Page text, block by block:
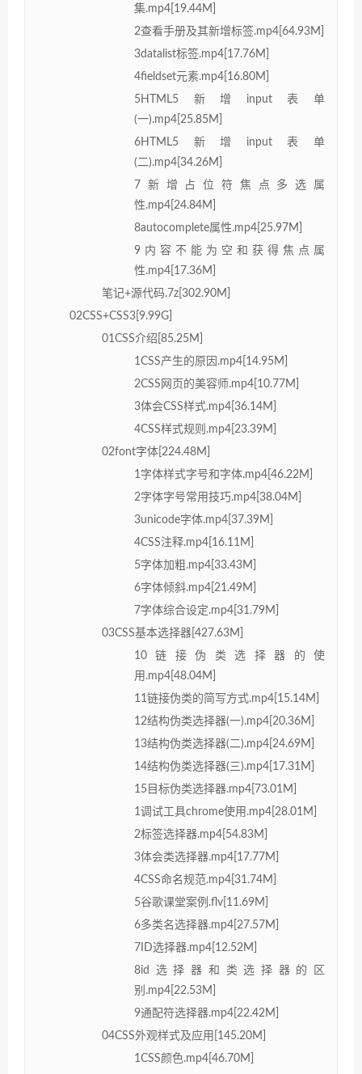
集.mp4[19.44M]
2查看手册及其新增标签.mp4[64.93M]
3datalist标签.mp4[17.76M]
4fieldset元素.mp4[16.80M]
5HTML5新增input表单
(一).mp4[25.85M]
6HTML5新增input表单
(二).mp4[34.26M]
7新增占位符焦点多选属
性.mp4[24.84M]
8autocomplete属性.mp4[25.97M]
9内容不能为空和获得焦点属
性.mp4[17.36M]
笔记+源代码.7z[302.90M]
02CSS+CSS3[9.99G]
01CSS介绍[85.25M]
1CSS产生的原因.mp4[14.95M]
2CSS网页的美容师.mp4[10.77M]
3体会CSS样式.mp4[36.14M]
4CSS样式规则.mp4[23.39M]
02font字体[224.48M]
1字体样式字号和字体.mp4[46.22M]
2字体字号常用技巧.mp4[38.04M]
3unicode字体.mp4[37.39M]
4CSS注释.mp4[16.11M]
5字体加粗.mp4[33.43M]
6字体倾斜.mp4[21.49M]
7字体综合设定.mp4[31.79M]
03CSS基本选择器[427.63M]
10链接伪类选择器的使
用.mp4[48.04M]
11链接伪类的简写方式.mp4[15.14M]
12结构伪类选择器(一).mp4[20.36M]
13结构伪类选择器(二).mp4[24.69M]
14结构伪类选择器(三).mp4[17.31M]
15目标伪类选择器.mp4[73.01M]
1调试工具chrome使用.mp4[28.01M]
2标签选择器.mp4[54.83M]
3体会类选择器.mp4[17.77M]
4CSS命名规范.mp4[31.74M]
5谷歌课堂案例.flv[11.69M]
6多类名选择器.mp4[27.57M]
7ID选择器.mp4[12.52M]
8id选择器和类选择器的区
别.mp4[22.53M]
9通配符选择器.mp4[22.42M]
04CSS外观样式及应用[145.20M]
1CSS颜色.mp4[46.70M]